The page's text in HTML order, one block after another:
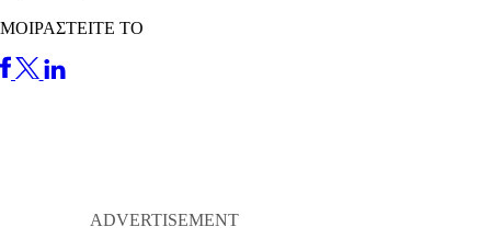
ΜΟΙΡΑΣΤΕΙΤΕ ΤΟ